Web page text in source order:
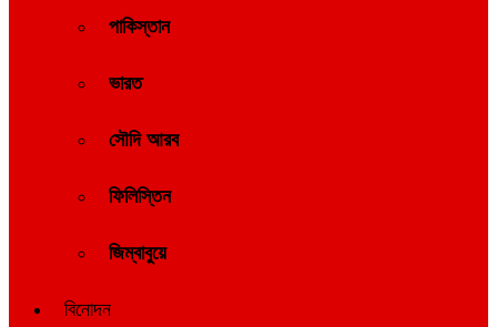
পাকিস্তান
ভারত
সৌদি আরব
ফিলিস্তিন
জিম্বাবুয়ে
বিনোদন